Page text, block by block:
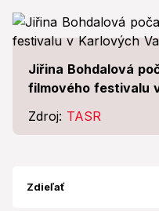
Jiřina Bohdalová
filmového festivalu
Zdroj: TASR
Zdieľať